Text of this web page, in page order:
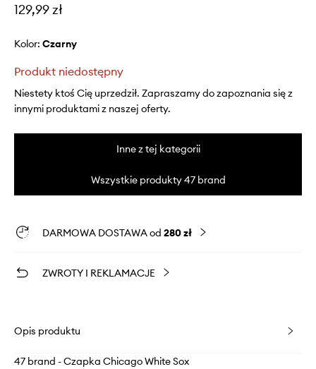
129,99 zł
Kolor: czarny
Produkt niedostępny
Niestety ktoś Cię uprzedził. Zapraszamy do zapoznania się z
innymi produktami z naszej oferty.
Inne z tej kategorii
Wszystkie produkty 47 brand
DARMOWA DOSTAWA od 280 zł
ZWROTY I REKLAMACJE
Opis produktu
47 brand - Czapka Chicago White Sox